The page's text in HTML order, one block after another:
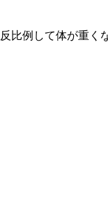
比例して体が重く